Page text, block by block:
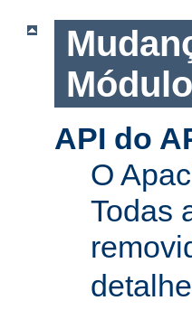
API do
O
Todas